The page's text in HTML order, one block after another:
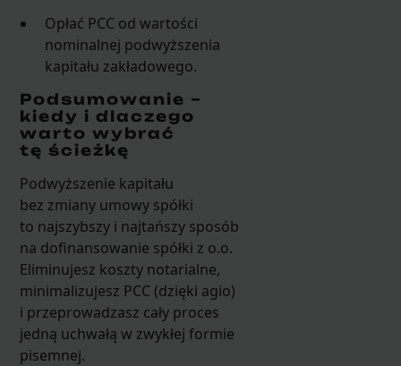
Opłać PCC od wartości
nominalnej podwyższenia
kapitału zakładowego.
Podsumowanie –
kiedy i dlaczego
warto wybrać
tę ścieżkę
Podwyższenie kapitału
bez zmiany umowy spółki
to najszybszy i najtańszy sposób
na dofinansowanie spółki z o.o.
Eliminujesz koszty notarialne,
minimalizujesz PCC (dzięki agio)
i przeprowadzasz cały proces
jedną uchwałą w zwykłej formie
pisemnej.